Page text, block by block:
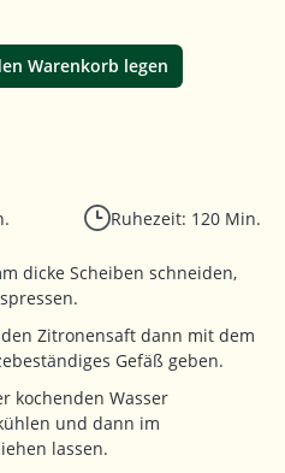
Warenkorb legen
Ruhezeit: 120 Min.
dicke Scheiben schneiden,
Zitronensaft dann mit dem
Gefäß geben.
kochenden Wasser
und dann im
lassen.